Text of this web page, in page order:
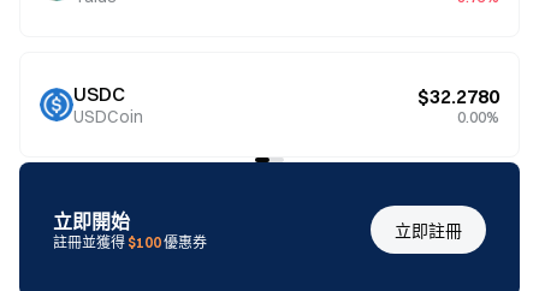
USDC
USDCoin
$32.2780
0.00%
立即開始
註冊並獲得 $100優惠券
立即註冊